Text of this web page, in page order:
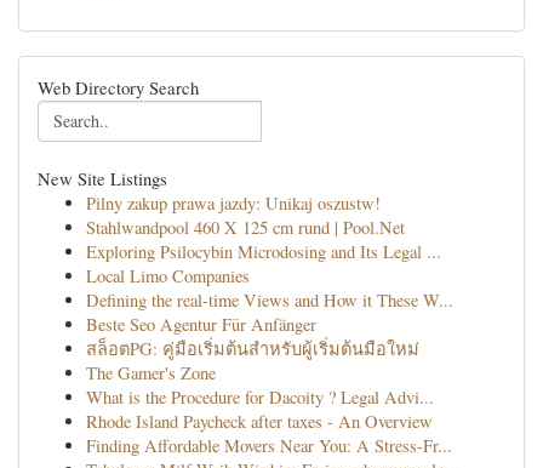
Web Directory Search
New Site Listings
Pilny zakup prawa jazdy: Unikaj oszustw!
Stahlwandpool 460 X 125 cm rund | Pool.Net
Exploring Psilocybin Microdosing and Its Legal ...
Local Limo Companies
Defining the real-time Views and How it These W...
Beste Seo Agentur Für Anfänger
สล็อตPG: คู่มือเริ่มต้นสำหรับผู้เริ่มต้นมือใหม่
The Gamer's Zone
What is the Procedure for Dacoity ? Legal Advi...
Rhode Island Paycheck after taxes - An Overview
Finding Affordable Movers Near You: A Stress-Fr...